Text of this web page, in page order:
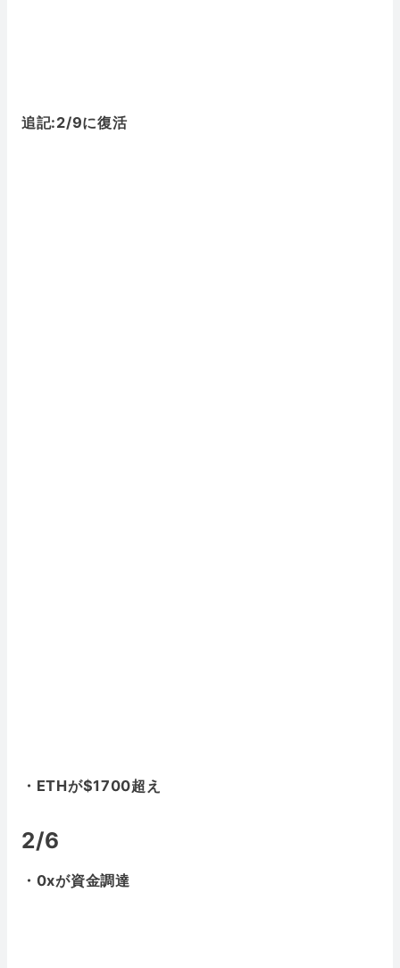
追記:2/9に復活
・ETHが$1700超え
2/6
・0xが資金調達